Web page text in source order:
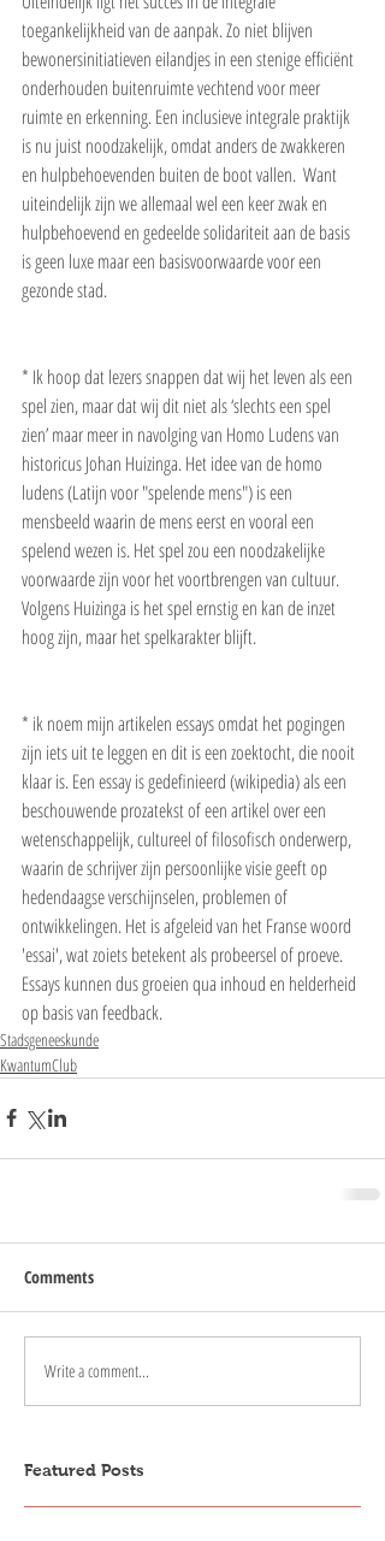
toegankelijkheid van de aanpak. Zo niet blijven
bewonersinitiatieven eilandjes in een stenige efficiënt
onderhouden buitenruimte vechtend voor meer
ruimte en erkenning. Een inclusieve integrale praktijk
is nu juist noodzakelijk, omdat anders de zwakkeren
en hulpbehoevenden buiten de boot vallen.  Want
uiteindelijk zijn we allemaal wel een keer zwak en
hulpbehoevend en gedeelde solidariteit aan de basis
is geen luxe maar een basisvoorwaarde voor een
gezonde stad.
* Ik hoop dat lezers snappen dat wij het leven als een
spel zien, maar dat wij dit niet als ‘slechts een spel
zien’ maar meer in navolging van Homo Ludens van
historicus Johan Huizinga. Het idee van de homo
ludens (Latijn voor "spelende mens") is een
mensbeeld waarin de mens eerst en vooral een
spelend wezen is. Het spel zou een noodzakelijke
voorwaarde zijn voor het voortbrengen van cultuur.
Volgens Huizinga is het spel ernstig en kan de inzet
hoog zijn, maar het spelkarakter blijft.
* ik noem mijn artikelen essays omdat het pogingen
zijn iets uit te leggen en dit is een zoektocht, die nooit
klaar is. Een essay is gedefinieerd (wikipedia) als een
beschouwende prozatekst of een artikel over een
wetenschappelijk, cultureel of filosofisch onderwerp,
waarin de schrijver zijn persoonlijke visie geeft op
hedendaagse verschijnselen, problemen of
ontwikkelingen. Het is afgeleid van het Franse woord
'essai', wat zoiets betekent als probeersel of proeve.
Essays kunnen dus groeien qua inhoud en helderheid
op basis van feedback.
Stadsgeneeskunde
KwantumClub
Comments
Write a comment...
Featured Posts